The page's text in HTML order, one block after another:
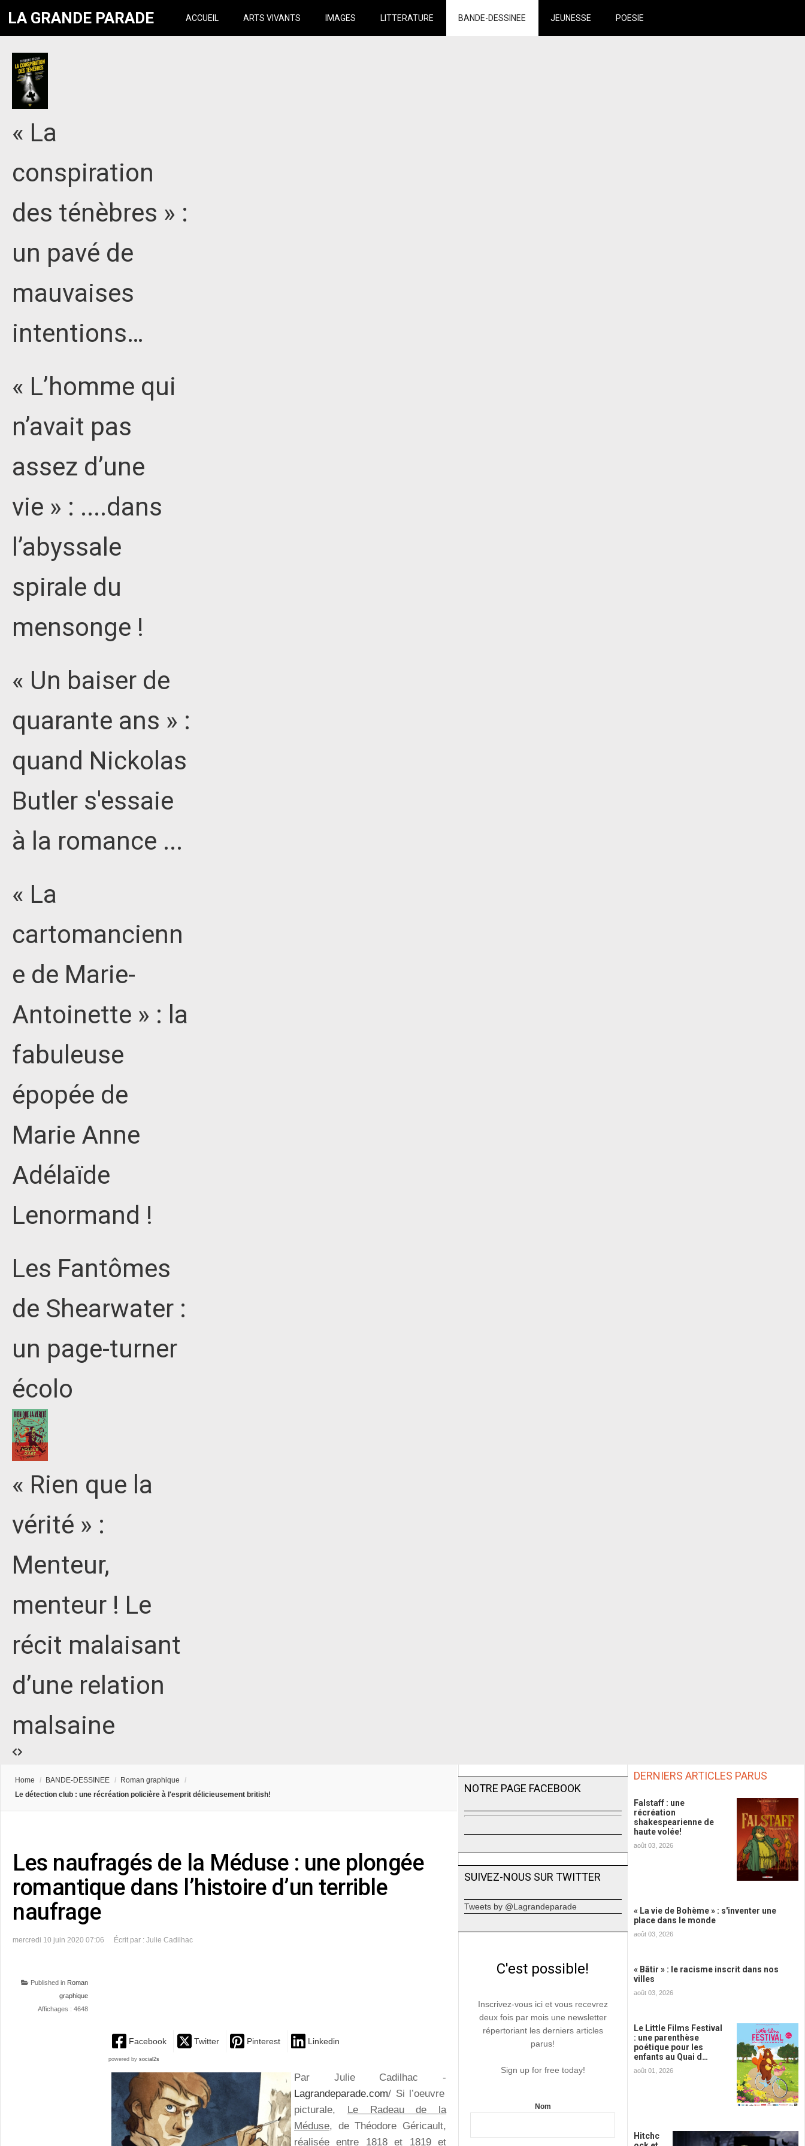
LA GRANDE PARADE ACCUEIL ARTS VIVANTS IMAGES LITTERATURE BANDE-DESSINEE JEUNESSE POESIE
« La
conspiration
des ténèbres » :
un pavé de
mauvaises
intentions…
« L’homme qui
n’avait pas
assez d’une
vie » : ....dans
l’abyssale
spirale du
mensonge !
« Un baiser de
quarante ans » :
quand Nickolas
Butler s'essaie
à la romance ...
« La
cartomancienn
e de Marie-
Antoinette » : la
fabuleuse
épopée de
Marie Anne
Adélaïde
Lenormand !
Les Fantômes
de Shearwater :
un page-turner
écolo
« Rien que la
vérité » :
Menteur,
menteur ! Le
récit malaisant
d’une relation
malsaine
Home / BANDE-DESSINEE / Roman graphique
/
Le détection club : une récréation policière à l'esprit délicieusement british!
Les naufragés de la Méduse : une plongée
romantique dans l’histoire d’un terrible
naufrage
mercredi 10 juin 2020 07:06 Écrit par : Julie Cadilhac
Published in Roman
graphique
Affichages : 4648
Facebook Twitter Pinterest Linkedin
powered by social2s
Par Julie Cadilhac -
Lagrandeparade.com/ Si l’oeuvre
picturale, Le Radeau de la
Méduse, de Théodore Géricault,
réalisée entre 1818 et 1819 et
NOTRE PAGE FACEBOOK
SUIVEZ-NOUS SUR TWITTER
Tweets by @Lagrandeparade
C'est possible!
Inscrivez-vous ici et vous recevrez
deux fois par mois une newsletter
répertoriant les derniers articles
parus!
Sign up for free today!
Nom
DERNIERS ARTICLES PARUS
Falstaff : une
récréation
shakespearienne de
haute volée!
août 03, 2026
« La vie de Bohème » : s'inventer une
place dans le monde
août 03, 2026
« Bâtir » : le racisme inscrit dans nos
villes
août 03, 2026
Le Little Films Festival
: une parenthèse
poétique pour les
enfants au Quai d…
août 01, 2026
Hitchc